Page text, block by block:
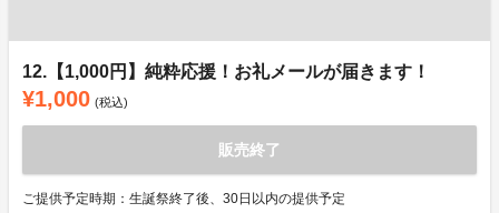
12.【1,000円】純粋応援！お礼メールが届きます！
¥1,000 (税込)
販売終了
ご提供予定時期：生誕祭終了後、30日以内の提供予定